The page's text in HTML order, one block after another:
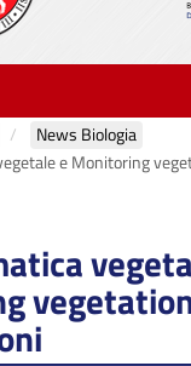
News Biologia
e Monitoring